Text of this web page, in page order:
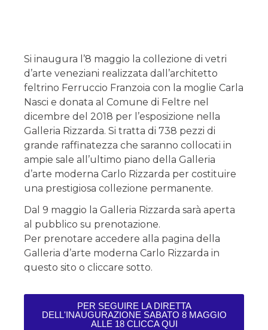
Si inaugura l’8 maggio la collezione di vetri
d’arte veneziani realizzata dall’architetto
feltrino Ferruccio Franzoia con la moglie Carla
Nasci e donata al Comune di Feltre nel
dicembre del 2018 per l’esposizione nella
Galleria Rizzarda. Si tratta di 738 pezzi di
grande raffinatezza che saranno collocati in
ampie sale all’ultimo piano della Galleria
d’arte moderna Carlo Rizzarda per costituire
una prestigiosa collezione permanente.
Dal 9 maggio la Galleria Rizzarda sarà aperta
al pubblico su prenotazione.
Per prenotare accedere alla pagina della
Galleria d’arte moderna Carlo Rizzarda in
questo sito o cliccare sotto.
PER SEGUIRE LA DIRETTA
DELL'INAUGURAZIONE SABATO 8 MAGGIO
ALLE 18 CLICCA QUI